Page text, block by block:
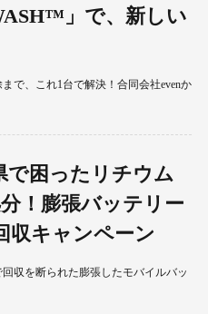
」で、新しい
で、これ1台で解決！合同会社evenか
で困ったリチウム
！膨張バッテリー
収キャンペーン
収を断られた膨張したモバイルバッ